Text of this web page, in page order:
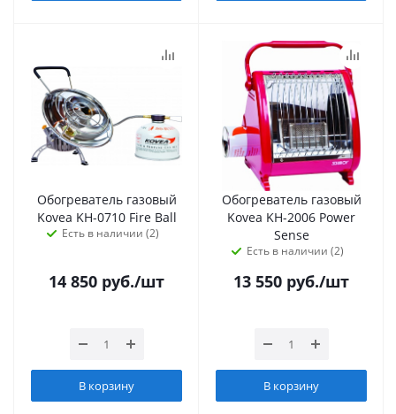
Обогреватель газовый
Kovea KH-0710 Fire Ball
Есть в наличии (2)
14 850 руб./шт
В корзину
Обогреватель газовый
Kovea KH-2006 Power
Sense
Есть в наличии (2)
13 550 руб./шт
В корзину